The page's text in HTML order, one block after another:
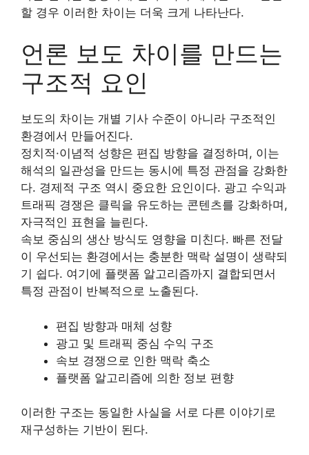
할 경우 이러한 차이는 더욱 크게 나타난다.
언론 보도 차이를 만드는
구조적 요인
보도의 차이는 개별 기사 수준이 아니라 구조적인
환경에서 만들어진다.
정치적·이념적 성향은 편집 방향을 결정하며, 이는
해석의 일관성을 만드는 동시에 특정 관점을 강화한
다. 경제적 구조 역시 중요한 요인이다. 광고 수익과
트래픽 경쟁은 클릭을 유도하는 콘텐츠를 강화하며,
자극적인 표현을 늘린다.
속보 중심의 생산 방식도 영향을 미친다. 빠른 전달
이 우선되는 환경에서는 충분한 맥락 설명이 생략되
기 쉽다. 여기에 플랫폼 알고리즘까지 결합되면서
특정 관점이 반복적으로 노출된다.
편집 방향과 매체 성향
광고 및 트래픽 중심 수익 구조
속보 경쟁으로 인한 맥락 축소
플랫폼 알고리즘에 의한 정보 편향
이러한 구조는 동일한 사실을 서로 다른 이야기로
재구성하는 기반이 된다.